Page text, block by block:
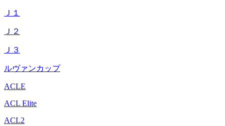
Ｊ１
Ｊ２
Ｊ３
ルヴァンカップ
ACLE
ACL Elite
ACL2